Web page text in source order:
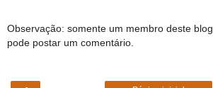
Observação: somente um membro deste blog
pode postar um comentário.